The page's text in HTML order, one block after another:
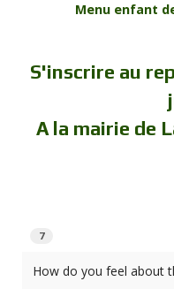
Menu enfant
S'inscrire au
A la mairie de
7
How do you feel about